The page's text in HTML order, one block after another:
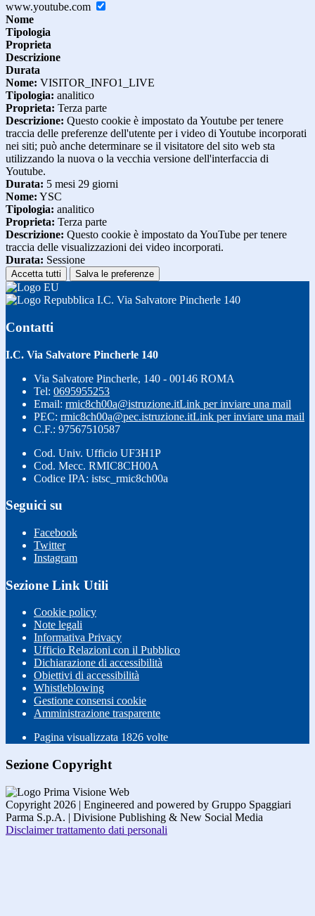
www.youtube.com
Nome
Tipologia
Proprieta
Descrizione
Durata
Nome: VISITOR_INFO1_LIVE
Tipologia: analitico
Proprieta: Terza parte
Descrizione: Questo cookie è impostato da Youtube per tenere
traccia delle preferenze dell'utente per i video di Youtube incorporati
nei siti; può anche determinare se il visitatore del sito web sta
utilizzando la nuova o la vecchia versione dell'interfaccia di
Youtube.
Durata: 5 mesi 29 giorni
Nome: YSC
Tipologia: analitico
Proprieta: Terza parte
Descrizione: Questo cookie è impostato da YouTube per tenere
traccia delle visualizzazioni dei video incorporati.
Durata: Sessione
Accetta tutti Salva le preferenze
I.C. Via Salvatore Pincherle 140
Contatti
I.C. Via Salvatore Pincherle 140
Via Salvatore Pincherle, 140 - 00146 ROMA
Tel: 0695955253
Email: rmic8ch00a@istruzione.itLink per inviare una mail
PEC: rmic8ch00a@pec.istruzione.itLink per inviare una mail
C.F.: 97567510587
Cod. Univ. Ufficio UF3H1P
Cod. Mecc. RMIC8CH00A
Codice IPA: istsc_rmic8ch00a
Seguici su
Facebook
Twitter
Instagram
Sezione Link Utili
Cookie policy
Note legali
Informativa Privacy
Ufficio Relazioni con il Pubblico
Dichiarazione di accessibilità
Obiettivi di accessibilità
Whistleblowing
Gestione consensi cookie
Amministrazione trasparente
Pagina visualizzata 1826 volte
Sezione Copyright
Copyright 2026 | Engineered and powered by Gruppo Spaggiari
Parma S.p.A. | Divisione Publishing & New Social Media
Disclaimer trattamento dati personali